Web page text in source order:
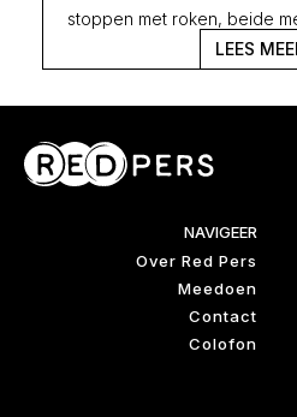
stoppen met roken, beide
LEES
NAVIGEER
Over Red Pers
Meedoen
Contact
Colofon